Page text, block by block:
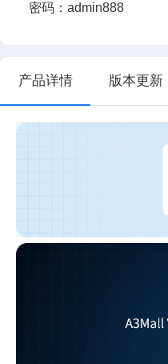
密码：admin888
产品详情 版本更新